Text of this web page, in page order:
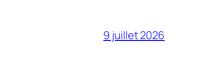
9 juillet 2026